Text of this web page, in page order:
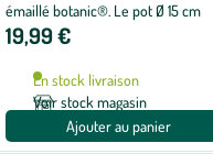
émaillé botanic®. Le pot Ø 15 cm
19,99 €
En stock livraison
Voir stock magasin
Ajouter au panier